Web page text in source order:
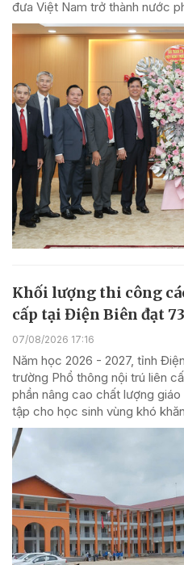
đưa Việt Nam trở thành nước
Khối lượng thi công
cấp tại Điện Biên đạt
07/08/2026 17:16
Năm học 2026 - 2027, tỉnh
trường Phổ thông nội trú liên
phần nâng cao chất lượng
tập cho học sinh vùng khó